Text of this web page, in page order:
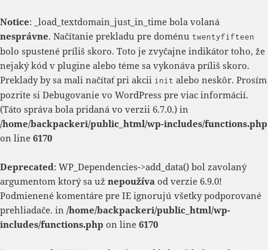
Notice: _load_textdomain_just_in_time bola volaná
nesprávne. Načítanie prekladu pre doménu twentyfifteen
bolo spustené príliš skoro. Toto je zvyčajne indikátor toho, že
nejaký kód v plugine alebo téme sa vykonáva príliš skoro.
Preklady by sa mali načítať pri akcii init alebo neskôr. Prosím
pozrite si Debugovanie vo WordPress pre viac informácií.
(Táto správa bola pridaná vo verzii 6.7.0.) in
/home/backpackeri/public_html/wp-includes/functions.php
on line 6170
Deprecated: WP_Dependencies->add_data() bol zavolaný
argumentom ktorý sa už nepoužíva od verzie 6.9.0!
Podmienené komentáre pre IE ignorujú všetky podporované
prehliadače. in /home/backpackeri/public_html/wp-
includes/functions.php on line 6170